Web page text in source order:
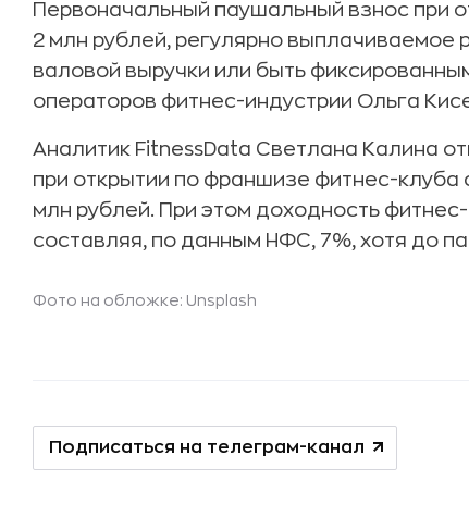
Первоначальный паушальный взнос при
2 млн рублей, регулярно выплачиваемое
валовой выручки или быть
операторов фитнес-индустрии Ольга
Аналитик FitnessData Светлана Калина
при открытии по франшизе фитнес-клуба
млн рублей. При этом доходность
составляя, по данным НФС, 7%, хотя до
Фото на обложке: Unsplash
Подписаться на телеграм-канал